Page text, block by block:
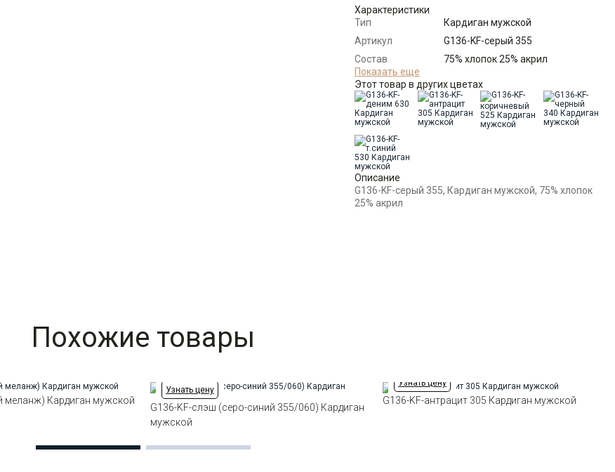
Выбрать размерный ряд
по 1 шт каждого доступного размера
Характеристики
Тип
Кардиган мужской
Артикул
G136-KF-серый 355
Состав
сырья
75% хлопок 25% акрил
Бренд
GREG
Модель
Классическая
Цвет
Серый
Ворот
Силуэт
Показать еще
Этот товар в других цветах
Описание
G136-KF-серый 355, Кардиган мужской, 75% хлопок
25% акрил
Похожие товары
меланж) Кардиган мужской
Узнать цену
G136-KF-слэш (серо-синий 355/060) Кардиган
мужской
Узнать цену
G136-KF-антрацит 305 Кардиган мужской